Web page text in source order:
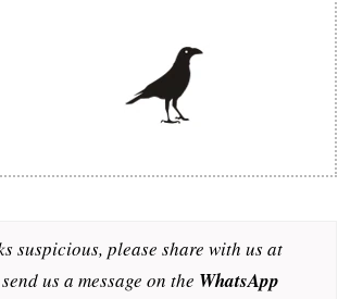
suspicious, please share with us at
us a message on the WhatsApp